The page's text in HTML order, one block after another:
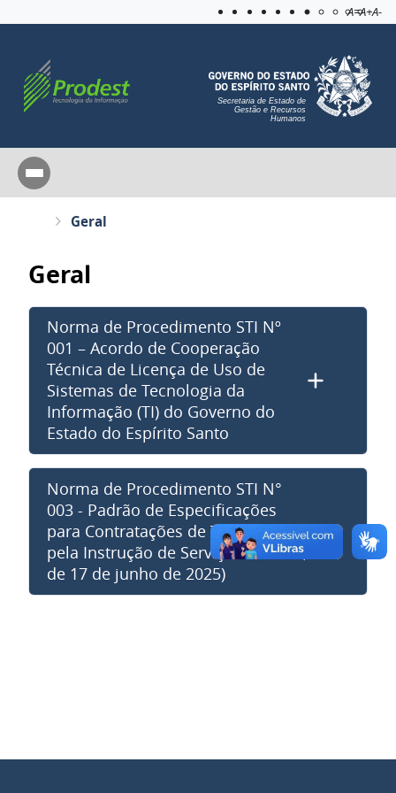
Aplicar
A=A+A-
Secretaria de Estado de
Gestão e Recursos
Humanos
Geral
Geral
Norma de Procedimento STI Nº
001 – Acordo de Cooperação
Técnica de Licença de Uso de
Sistemas de Tecnologia da
Informação (TI) do Governo do
Estado do Espírito Santo
Norma de Procedimento STI N°
003 - Padrão de Especificações
para Contratações de TI (Revogada
pela Instrução de Serviço P N° 004,
de 17 de junho de 2025)